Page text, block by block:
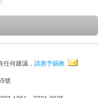
何建議， 請惠予賜教
號